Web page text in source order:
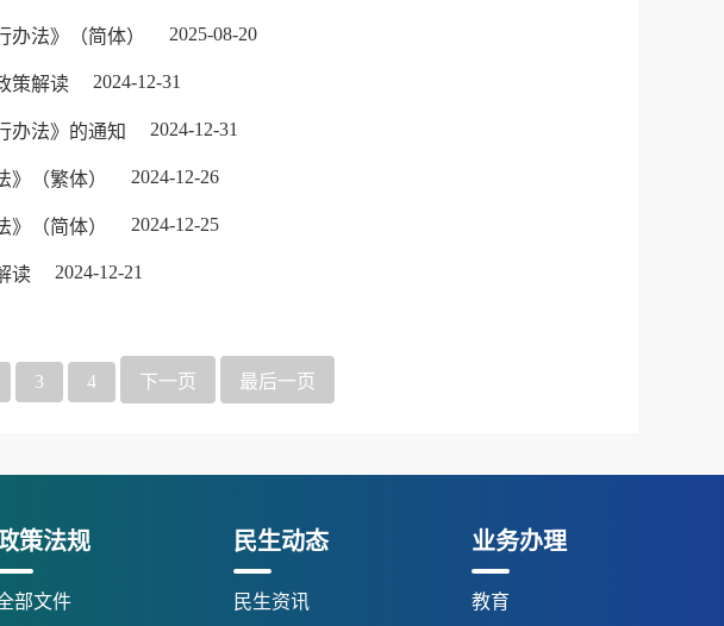
法》（简体） 2025-08-20
策解读 2024-12-31
办法》的通知 2024-12-31
（繁体） 2024-12-26
（简体） 2024-12-25
读 2024-12-21
3 4 下一页 最后一页
策法规
部文件
民生动态
民生资讯
业务办理
教育